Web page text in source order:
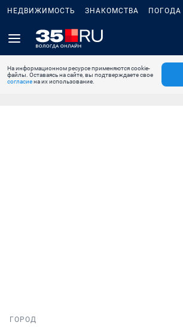
НЕДВИЖИМОСТЬ ЗНАКОМСТВА ПОГОДА
На информационном ресурсе применяются cookie-
файлы. Оставаясь на сайте, вы подтверждаете свое
согласиена их использование.
ГОРОД